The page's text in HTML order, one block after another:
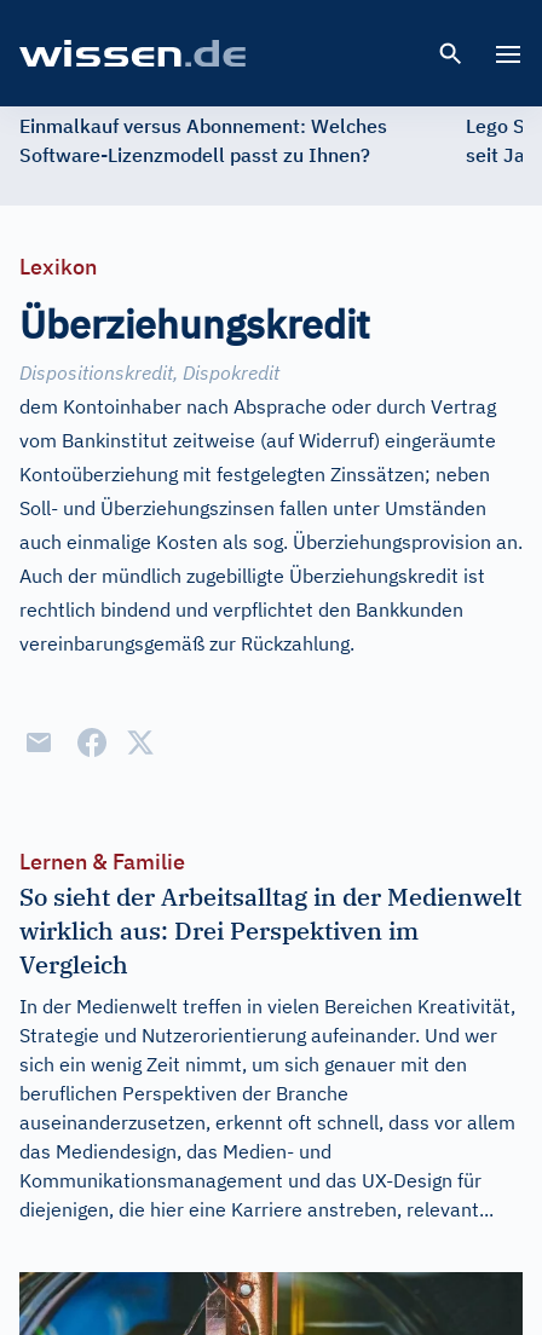
Einmalkauf versus Abonnement: Welches
Software-Lizenzmodell passt zu Ihnen?
Lego
seit
Lexikon
Überziehungskredit
Dispositionskredit, Dispokredit
dem Kontoinhaber nach Absprache oder durch Vertrag
vom Bankinstitut zeitweise (auf Widerruf) eingeräumte
Kontoüberziehung mit festgelegten Zinssätzen; neben
Soll- und Überziehungszinsen fallen unter Umständen
auch einmalige Kosten als sog. Überziehungsprovision an.
Auch der mündlich zugebilligte Überziehungskredit ist
rechtlich bindend und verpflichtet den Bankkunden
vereinbarungsgemäß zur Rückzahlung.
Lernen & Familie
So sieht der Arbeitsalltag in der Medienwelt
wirklich aus: Drei Perspektiven im
Vergleich
In der Medienwelt treffen in vielen Bereichen Kreativität,
Strategie und Nutzerorientierung aufeinander. Und wer
sich ein wenig Zeit nimmt, um sich genauer mit den
beruflichen Perspektiven der Branche
auseinanderzusetzen, erkennt oft schnell, dass vor allem
das Mediendesign, das Medien- und
Kommunikationsmanagement und das UX-Design für
diejenigen, die hier eine Karriere anstreben, relevant...